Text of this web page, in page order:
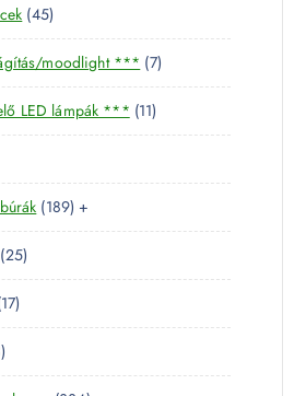
454
5
t
e
r
m
k
moodlight *** 77
t
r
é
LED lámpák *** 111
1
e
m
k
1891
8
t
r
é
+
252
5
e
m
171
7
e
3
1